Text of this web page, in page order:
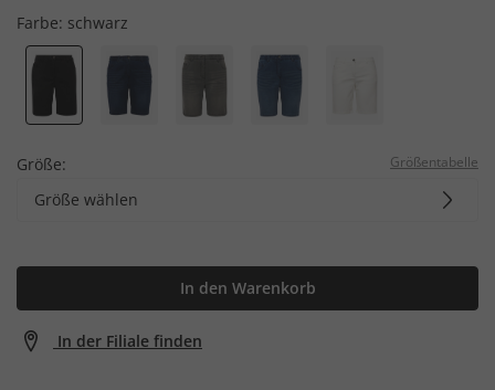
Farbe: schwarz
Größe: Größentabelle
Größe wählen
In den Warenkorb
In der Filiale finden